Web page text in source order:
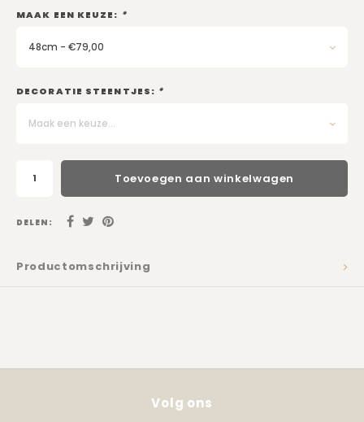
Onderhoudsmiddelen
MAAK EEN KEUZE: *
48cm - €79,00
DECORATIE STEENTJES: *
Maak een keuze...
Toevoegen aan winkelwagen
DELEN:
Productomschrijving
Volg ons